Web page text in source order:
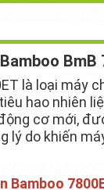
BmB
là loại máy
hao nhiên
cơ mới,
lý do khiến
Bamboo